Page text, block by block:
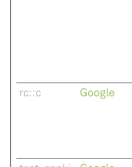
rc::c Google